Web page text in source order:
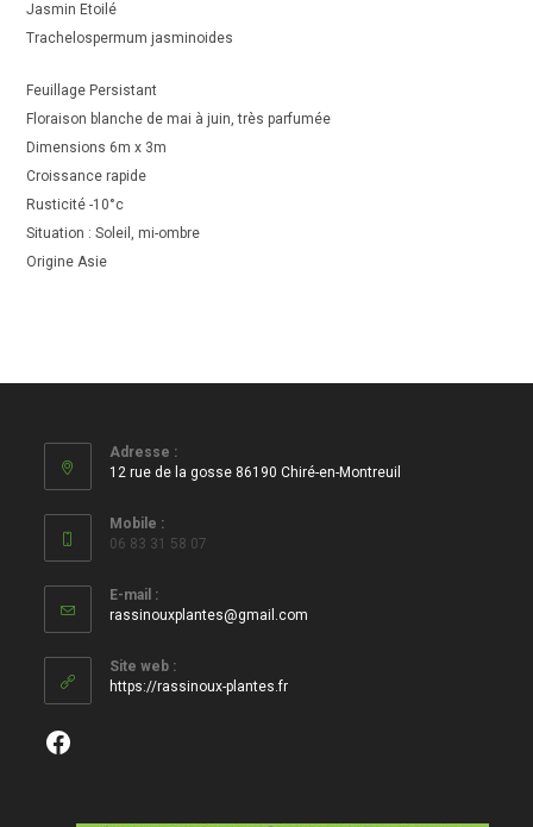
Jasmin Etoilé
Trachelospermum jasminoides
Feuillage Persistant
Floraison blanche de mai à juin, très parfumée
Dimensions 6m x 3m
Croissance rapide
Rusticité -10°c
Situation : Soleil, mi-ombre
Origine Asie
Adresse :
12 rue de la gosse 86190 Chiré-en-Montreuil
Mobile :
06 83 31 58 07
E-mail :
rassinouxplantes@gmail.com
Site web :
https://rassinoux-plantes.fr
Facebook